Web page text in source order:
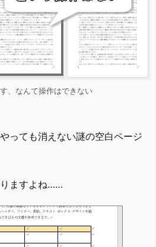
、なんて操作はできない
っても消えない謎の空白ページ
ますよね……